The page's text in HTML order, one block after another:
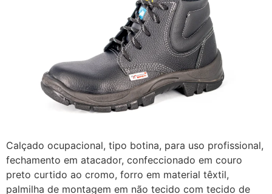
Calçado ocupacional, tipo botina, para uso profissional,
fechamento em atacador, confeccionado em couro
preto curtido ao cromo, forro em material têxtil,
palmilha de montagem em não tecido com tecido de